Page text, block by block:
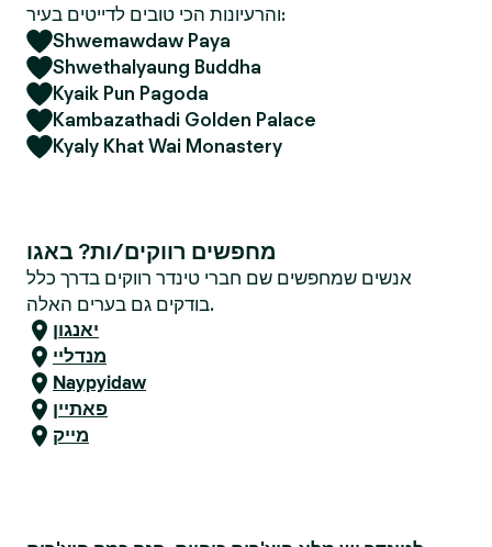
והרעיונות הכי טובים לדייטים בעיר:
Shwemawdaw Paya
Shwethalyaung Buddha
Kyaik Pun Pagoda
Kambazathadi Golden Palace
Kyaly Khat Wai Monastery
מחפשים רווקים/ות? באגו
אנשים שמחפשים שם חברי טינדר רווקים בדרך כלל
בודקים גם בערים האלה.
יאנגון
מנדליי
Naypyidaw
פאתיין
מייק